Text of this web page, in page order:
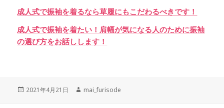
成人式で振袖を着るなら草履にもこだわるべきです！
成人式で振袖を着たい！肩幅が気になる人のために振袖
の選び方をお話しします！
Posted
2021年4月21日 Author
mai_furisode